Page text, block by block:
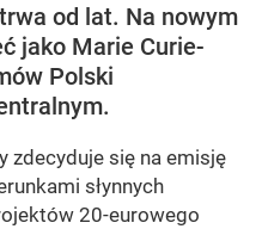
od lat. Na nowym
jako Marie Curie-
Polski
zdecyduje się na emisję
słynnych
20-eurowego